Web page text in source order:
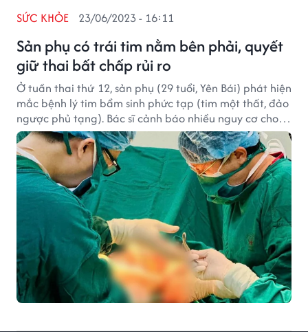
Sản phụ có trái tim nằm bên phải, quyết
giữ thai bất chấp rủi ro
SỨC KHỎE 23/06/2023 - 16:11
Ở tuần thai thứ 12, sản phụ (29 tuổi, Yên Bái) phát hiện
mắc bệnh lý tim bẩm sinh phức tạp (tim một thất, đảo
ngược phủ tạng). Bác sĩ cảnh báo nhiều nguy cơ cho
mẹ, chị vẫn quyết giữ thai.